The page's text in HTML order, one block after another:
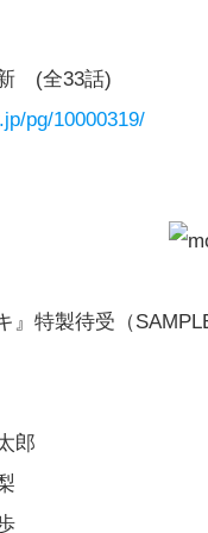
(全33話)
pg/10000319/
特製待受（
郎